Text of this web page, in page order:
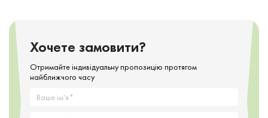
Хочете замовити?
Отримайте індивідуальну пропозицію протягом
найближчого часу